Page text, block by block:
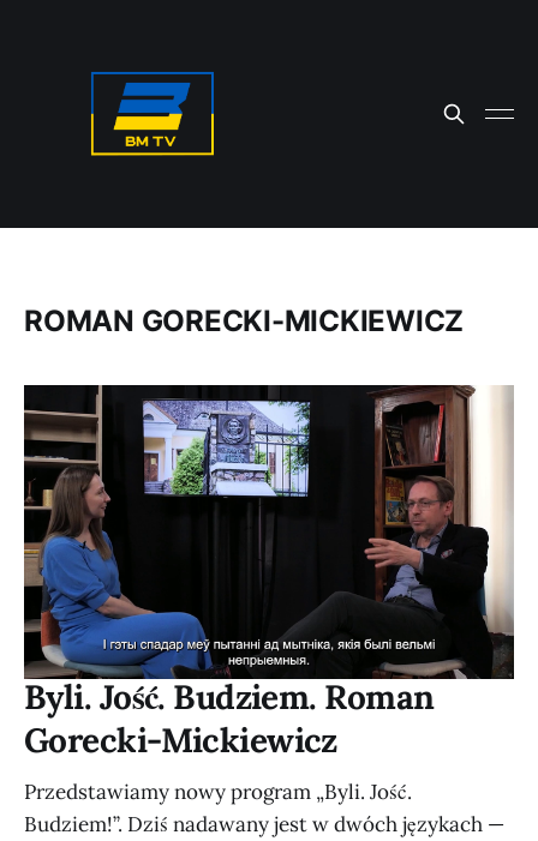
ROMAN GORECKI-MICKIEWICZ
Byli. Jość. Budziem. Roman
Gorecki-Mickiewicz
Przedstawiamy nowy program „Byli. Jość.
Budziem!”. Dziś nadawany jest w dwóch językach —